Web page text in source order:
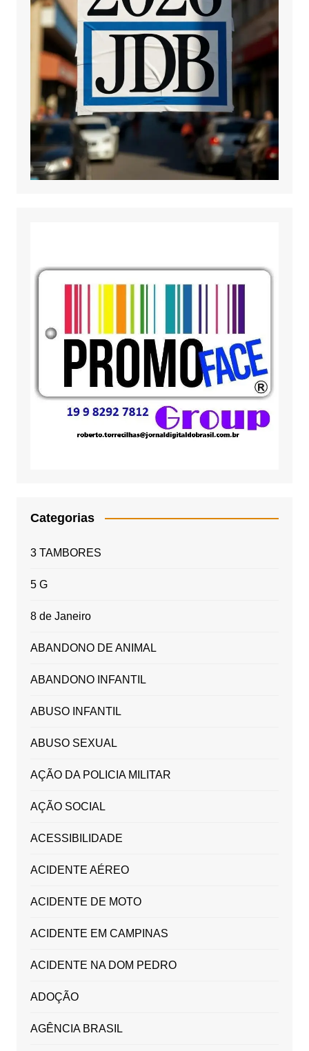
Categorias
3 TAMBORES
5 G
8 de Janeiro
ABANDONO DE ANIMAL
ABANDONO INFANTIL
ABUSO INFANTIL
ABUSO SEXUAL
AÇÃO DA POLICIA MILITAR
AÇÃO SOCIAL
ACESSIBILIDADE
ACIDENTE AÉREO
ACIDENTE DE MOTO
ACIDENTE EM CAMPINAS
ACIDENTE NA DOM PEDRO
ADOÇÃO
AGÊNCIA BRASIL